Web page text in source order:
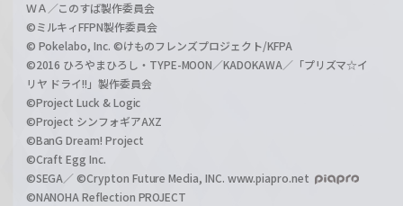
ＷＡ／このすば製作委員会
©ミルキィFFPN製作委員会
© Pokelabo, Inc. ©けものフレンズプロジェクト/KFPA
©2016 ひろやまひろし・TYPE-MOON／KADOKAWA／「プリズマ☆イ
リヤ ドライ!!」製作委員会
©Project Luck & Logic
©Project シンフォギアAXZ
©BanG Dream! Project
©Craft Egg Inc.
©SEGA／ ©Crypton Future Media, INC. www.piapro.net
©NANOHA Reflection PROJECT